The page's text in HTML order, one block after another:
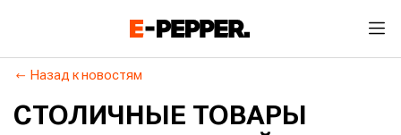
Назад к новостям
СТОЛИЧНЫЕ ТОВАРЫ